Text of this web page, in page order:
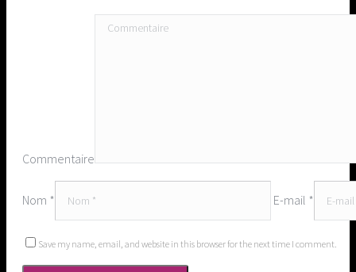
Commentaire
Nom * E-mail *
Save my name, email, and website in this browser for the next time I comment.